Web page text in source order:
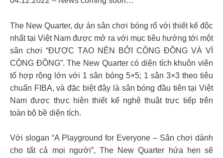
The New Quarter, dự án sân chơi bóng rổ với thiết kế độc
nhất tại Việt Nam được mở ra với mục tiêu hướng tới một
sân chơi “ĐƯỢC TẠO NÊN BỞI CỘNG ĐỒNG VÀ VÌ
CỘNG ĐỒNG”. The New Quarter có diện tích khuôn viên
tổ hợp rộng lớn với 1 sân bóng 5×5; 1 sân 3×3 theo tiêu
chuẩn FIBA, và đặc biệt đây là sân bóng đầu tiên tại Việt
Nam được thực hiện thiết kế nghệ thuật trực tiếp trên
toàn bộ bề diện tích.
Với slogan “A Playground for Everyone – Sân chơi dành
cho tất cả mọi người”, The New Quarter hứa hẹn sẽ